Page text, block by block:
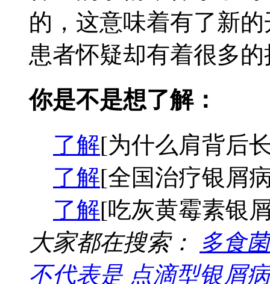
的，这意味着有了新
患者怀疑却有着很多
你是不是想了解：
了解[为什么肩背后
了解[全国治疗银屑
了解[吃灰黄霉素银
大家都在搜索：
多食
不代表是 点滴型银屑